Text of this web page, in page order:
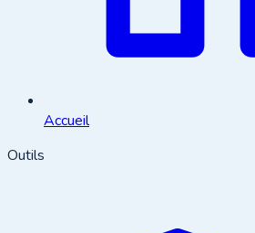
Accueil
Outils